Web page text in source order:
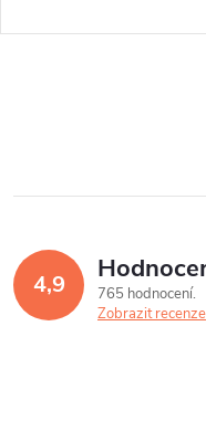
4,9
765 hodnocení
Zobrazit recenze